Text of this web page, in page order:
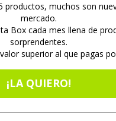
productos, muchos son
mercado.
Box cada mes llena de
sorprendentes.
superior al que pagas
¡LA QUIERO!